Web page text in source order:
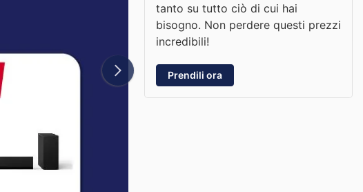
tanto su tutto ciò di cui hai
bisogno. Non perdere questi prezzi
incredibili!
Prendili ora